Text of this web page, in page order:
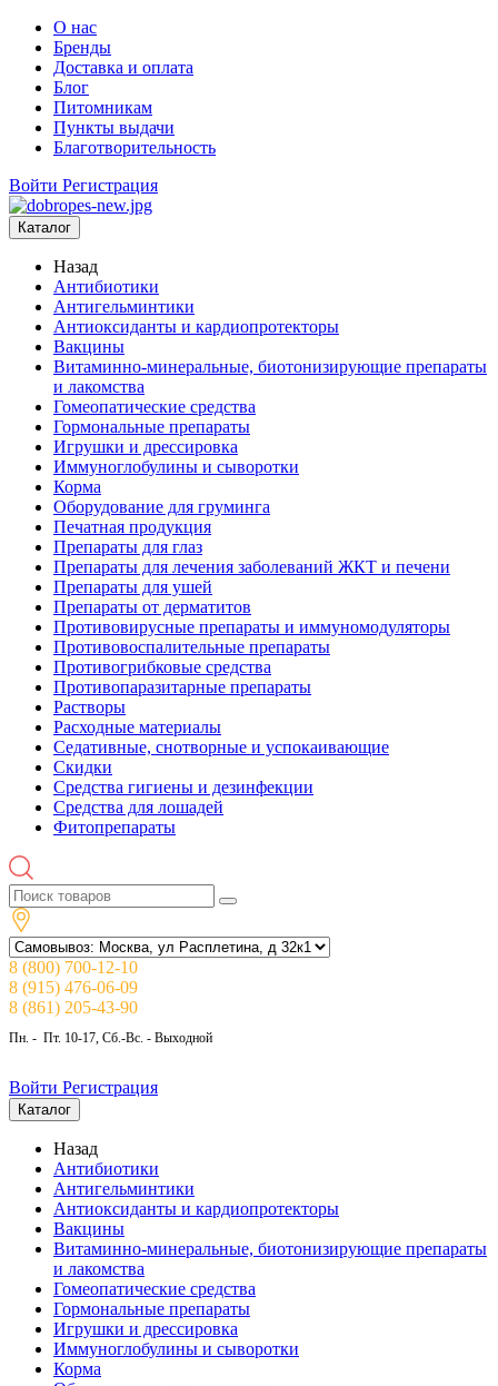
О нас
Бренды
Доставка и оплата
Блог
Питомникам
Пункты выдачи
Благотворительность
Войти Регистрация
Каталог
Назад
Антибиотики
Антигельминтики
Антиоксиданты и кардиопротекторы
Вакцины
Витаминно-минеральные, биотонизирующие препараты
и лакомства
Гомеопатические средства
Гормональные препараты
Игрушки и дрессировка
Иммуноглобулины и сыворотки
Корма
Оборудование для груминга
Печатная продукция
Препараты для глаз
Препараты для лечения заболеваний ЖКТ и печени
Препараты для ушей
Препараты от дерматитов
Противовирусные препараты и иммуномодуляторы
Противовоспалительные препараты
Противогрибковые средства
Противопаразитарные препараты
Растворы
Расходные материалы
Седативные, снотворные и успокаивающие
Скидки
Средства гигиены и дезинфекции
Средства для лошадей
Фитопрепараты
8 (800) 700-12-10
8 (915) 476-06-09
8 (861) 205-43-90
Пн. - Пт. 10-17, Сб.-Вс. - Выходной
Войти Регистрация
Каталог
Назад
Антибиотики
Антигельминтики
Антиоксиданты и кардиопротекторы
Вакцины
Витаминно-минеральные, биотонизирующие препараты
и лакомства
Гомеопатические средства
Гормональные препараты
Игрушки и дрессировка
Иммуноглобулины и сыворотки
Корма